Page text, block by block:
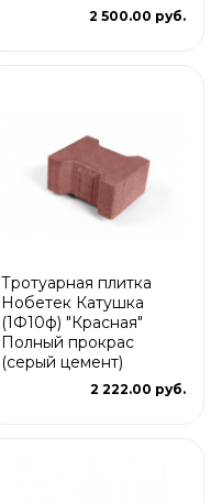
2 500.00 руб.
Тротуарная плитка
Нобетек Катушка
(1Ф10ф) "Красная"
Полный прокрас
(серый цемент)
2 222.00 руб.